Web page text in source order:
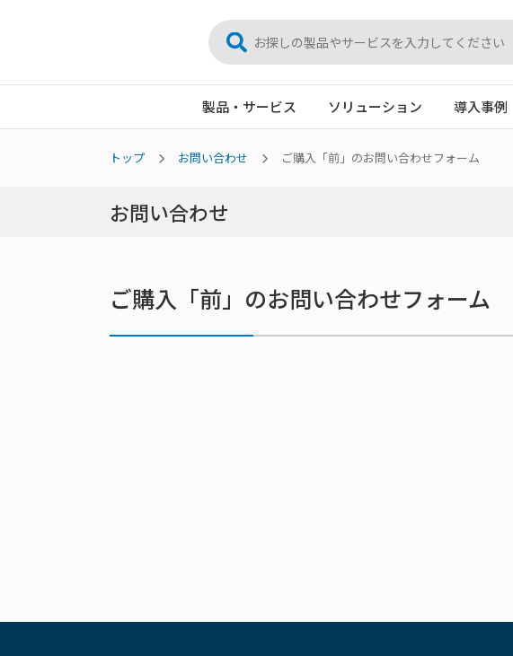
製品・サービス ソリューション 導入事例
トップ お問い合わせ ご購入「前」のお問い合わせフォーム
お問い合わせ
ご購入「前」のお問い合わせフォーム